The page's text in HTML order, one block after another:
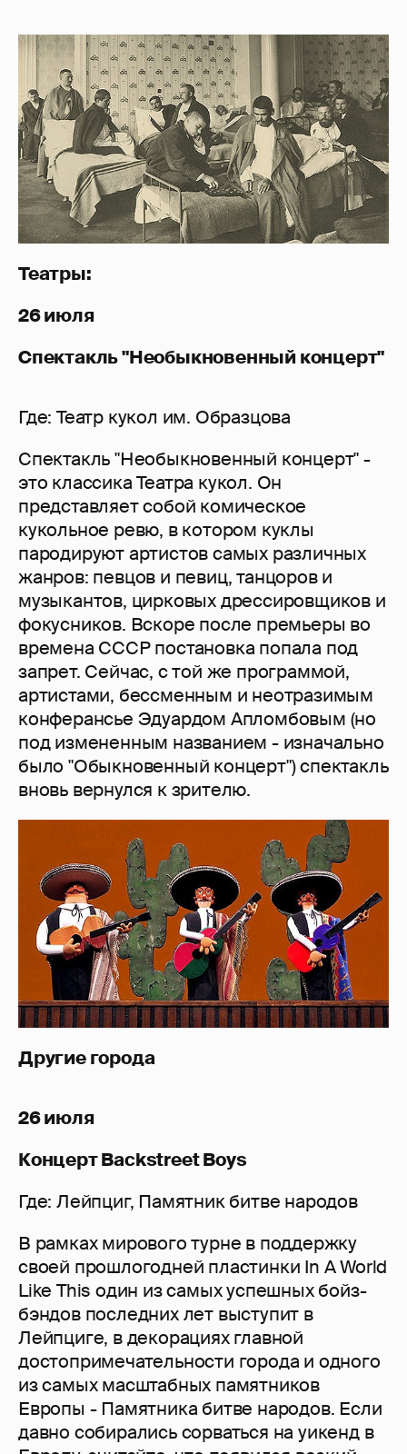
Театры:
26 июля
Спектакль "Необыкновенный концерт"
Где: Театр кукол им. Образцова
Спектакль "Необыкновенный концерт" -
это классика Театра кукол. Он
представляет собой комическое
кукольное ревю, в котором куклы
пародируют артистов самых различных
жанров: певцов и певиц, танцоров и
музыкантов, цирковых дрессировщиков и
фокусников. Вскоре после премьеры во
времена СССР постановка попала под
запрет. Сейчас, с той же программой,
артистами, бессменным и неотразимым
конферансье Эдуардом Апломбовым (но
под измененным названием - изначально
было "Обыкновенный концерт") спектакль
вновь вернулся к зрителю.
Другие города
26 июля
Концерт Backstreet Boys
Где: Лейпциг, Памятник битве народов
В рамках мирового турне в поддержку
своей прошлогодней пластинки In A World
Like This один из самых успешных бойз-
бэндов последних лет выступит в
Лейпциге, в декорациях главной
достопримечательности города и одного
из самых масштабных памятников
Европы - Памятника битве народов. Если
давно собирались сорваться на уикенд в